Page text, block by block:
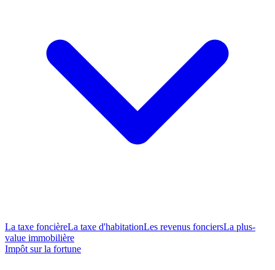
La taxe foncièreLa taxe d'habitationLes revenus fonciersLa plus-
value immobilière
Impôt sur la fortune